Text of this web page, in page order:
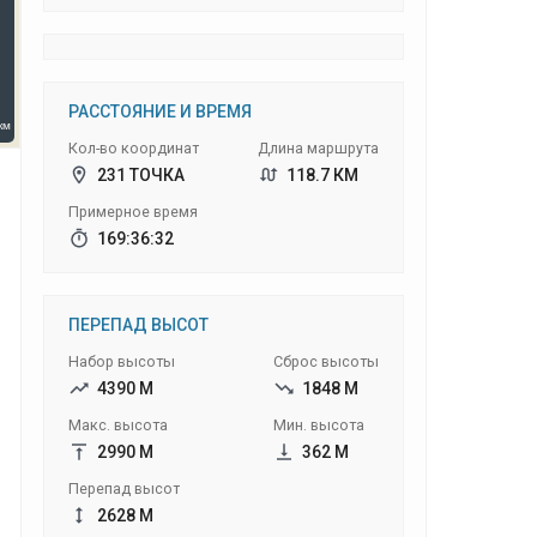
РАССТОЯНИЕ И ВРЕМЯ
Кол-во координат
231 ТОЧКА
Примерное время
169:36:32
Длина маршрута
118.7 КМ
ПЕРЕПАД ВЫСОТ
Набор высоты
4390 М
Макс. высота
2990 М
Перепад высот
2628 М
Сброс высоты
1848 М
Мин. высота
362 М